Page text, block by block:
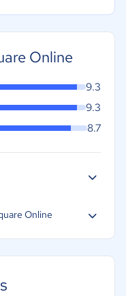
Online
9.3
9.3
8.7
Online